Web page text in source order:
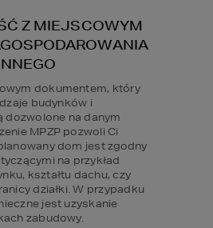
Z MIEJSCOWYM
dokumentem, który
budynków i
dozwolone na danym
MPZP pozwoli Ci
dom jest zgodny
na przykład
kształtu dachu, czy
działki. W przypadku
jest uzyskanie
zabudowy.